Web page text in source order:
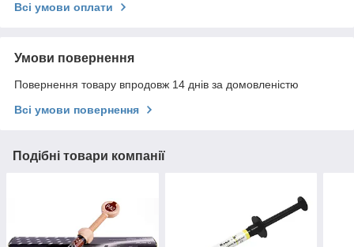
Всі умови оплати
Умови повернення
Повернення товару впродовж 14 днів за домовленістю
Всі умови повернення
Подібні товари компанії